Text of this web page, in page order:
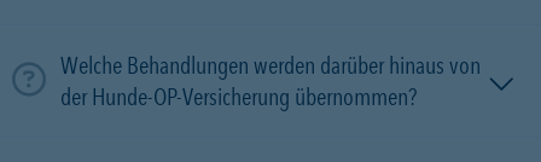
Welche Behandlungen werden darüber hinaus von
der Hunde-OP-Versicherung übernommen?